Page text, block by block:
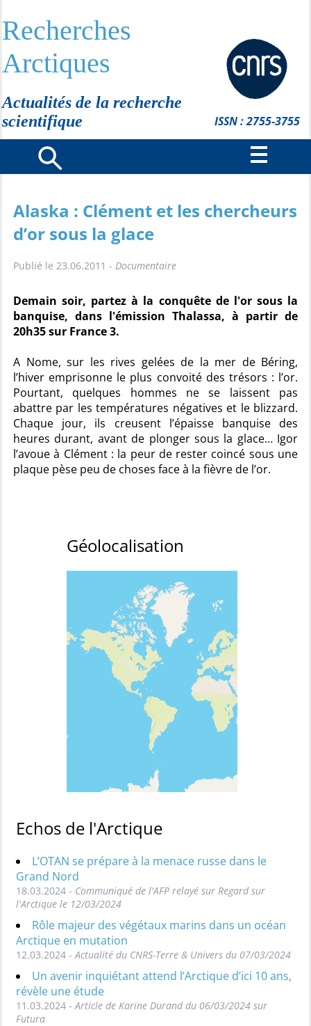
Recherches
Arctiques
Actualités de la recherche
scientifique
ISSN : 2755-3755
Alaska : Clément et les chercheurs
d’or sous la glace
Publié le 23.06.2011 - Documentaire
Demain soir, partez à la conquête de l'or sous la
banquise, dans l'émission Thalassa, à partir de
20h35 sur France 3.
A Nome, sur les rives gelées de la mer de Béring,
l’hiver emprisonne le plus convoité des trésors : l’or.
Pourtant, quelques hommes ne se laissent pas
abattre par les températures négatives et le blizzard.
Chaque jour, ils creusent l’épaisse banquise des
heures durant, avant de plonger sous la glace… Igor
l’avoue à Clément : la peur de rester coincé sous une
plaque pèse peu de choses face à la fièvre de l’or.
Géolocalisation
Echos de l'Arctique
L’OTAN se prépare à la menace russe dans le
Grand Nord
18.03.2024 - Communiqué de l'AFP relayé sur Regard sur
l'Arctique le 12/03/2024
Rôle majeur des végétaux marins dans un océan
Arctique en mutation
12.03.2024 - Actualité du CNRS-Terre & Univers du 07/03/2024
Un avenir inquiétant attend l’Arctique d’ici 10 ans,
révèle une étude
11.03.2024 - Article de Karine Durand du 06/03/2024 sur
Futura